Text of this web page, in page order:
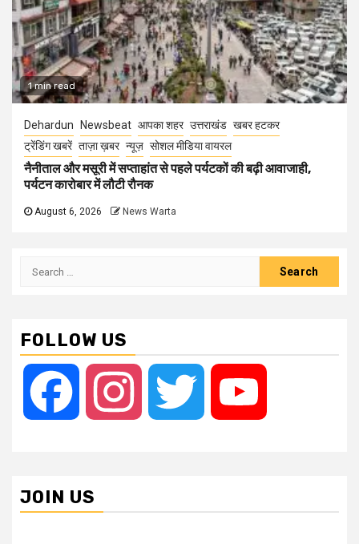
1 min read
Dehardun Newsbeat आपका शहर उत्तराखंड खबर हटकर
ट्रेंडिंग खबरें ताज़ा ख़बर न्यूज़ सोशल मीडिया वायरल
नैनीताल और मसूरी में सप्ताहांत से पहले पर्यटकों की बढ़ी आवाजाही,
पर्यटन कारोबार में लौटी रौनक
August 6, 2026 News Warta
Search
FOLLOW US
Facebook Instagram Twitter
JOIN US